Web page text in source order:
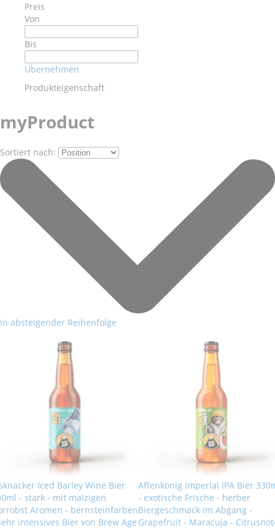
Preis
Von
Bis
Übernehmen
Produkteigenschaft
myProduct
Sortiert nach:
In absteigender Reihenfolge
Iced Barley Wine Bier
- stark - mit malzigen
Aromen - bernsteinfarben
intensives Bier von Brew Age
Affenkönig Imperial IPA Bier
- exotische Frische - herber
Biergeschmack im Abgang -
Grapefruit - Maracuja -